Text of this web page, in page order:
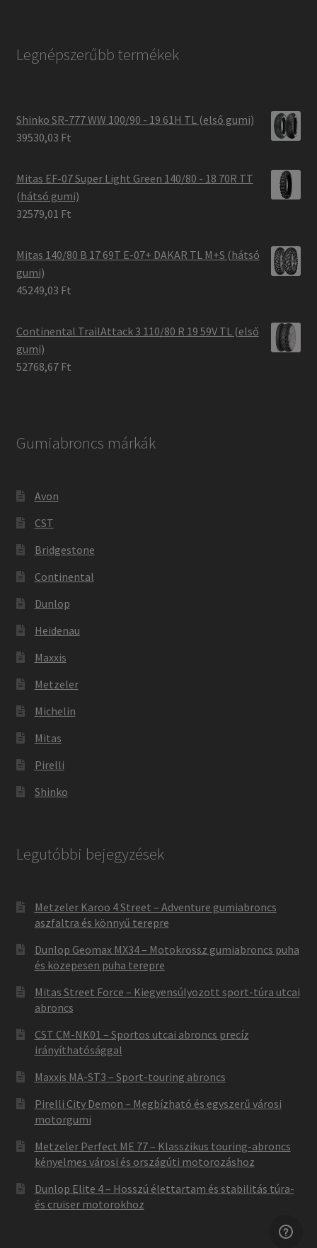
Legnépszerűbb termékek
Shinko SR-777 WW 100/90 - 19 61H TL (első gumi)
39530,03 Ft
Mitas EF-07 Super Light Green 140/80 - 18 70R TT
(hátsó gumi)
32579,01 Ft
Mitas 140/80 B 17 69T E-07+ DAKAR TL M+S (hátsó
gumi)
45249,03 Ft
Continental TrailAttack 3 110/80 R 19 59V TL (első
gumi)
52768,67 Ft
Gumiabroncs márkák
Avon
CST
Bridgestone
Continental
Dunlop
Heidenau
Maxxis
Metzeler
Michelin
Mitas
Pirelli
Shinko
Legutóbbi bejegyzések
Metzeler Karoo 4 Street – Adventure gumiabroncs
aszfaltra és könnyű terepre
Dunlop Geomax MX34 – Motokrossz gumiabroncs puha
és közepesen puha terepre
Mitas Street Force – Kiegyensúlyozott sport-túra utcai
abroncs
CST CM-NK01 – Sportos utcai abroncs precíz
irányíthatósággal
Maxxis MA-ST3 – Sport-touring abroncs
Pirelli City Demon – Megbízható és egyszerű városi
motorgumi
Metzeler Perfect ME 77 – Klasszikus touring-abroncs
kényelmes városi és országúti motorozáshoz
Dunlop Elite 4 – Hosszú élettartam és stabilitás túra-
és cruiser motorokhoz